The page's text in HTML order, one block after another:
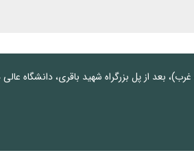
بعد از پل بزرگراه شهید باقری، دانشگاه